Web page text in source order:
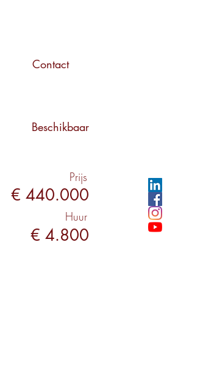
Contact
Beschikbaar
Prijs
€ 440.000
Huur
€ 4.800